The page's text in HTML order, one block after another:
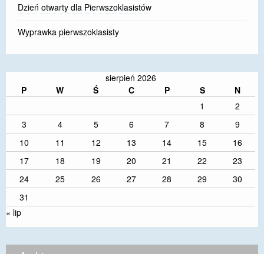
Dzień otwarty dla Pierwszoklasistów
Wyprawka pierwszoklasisty
sierpień 2026
P
W Ś C P S
N
1
2
3
4 5 6 7 8
9
10
11 12 13 14 15
16
17
18 19 20 21 22
23
24
25 26 27 28 29
30
31
« lip